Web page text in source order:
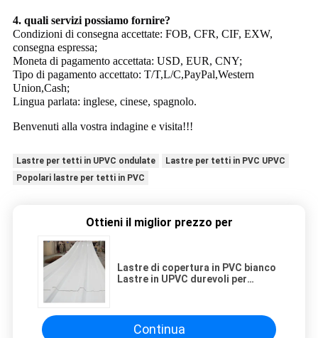
4. quali servizi possiamo fornire?
Condizioni di consegna accettate: FOB, CFR, CIF, EXW,
consegna espressa;
Moneta di pagamento accettata: USD, EUR, CNY;
Tipo di pagamento accettato: T/T,L/C,PayPal,Western
Union,Cash;
Lingua parlata: inglese, cinese, spagnolo.
Benvenuti alla vostra indagine e visita!!!
Lastre per tetti in UPVC ondulate
Lastre per tetti in PVC UPVC
Popolari lastre per tetti in PVC
Ottieni il miglior prezzo per
Lastre di copertura in PVC bianco
Lastre in UPVC durevoli per
e coperture di fabbriche Tejas de
UPVC bianco
Continua